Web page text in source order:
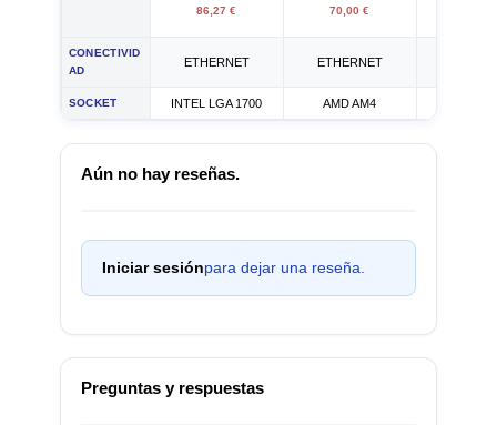
86,27 € 70,00 €
CONECTIVID
AD
ETHERNET ETHERNET
SOCKET INTEL LGA 1700 AMD AM4
Aún no hay reseñas.
Iniciar sesiónpara dejar una reseña.
Preguntas y respuestas